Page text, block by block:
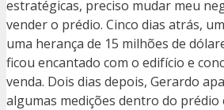
estratégicas, preciso mudar meu
vender o prédio. Cinco dias atrás,
uma herança de 15 milhões de
ficou encantado com o edifício e
venda. Dois dias depois, Gerardo
algumas medições dentro do